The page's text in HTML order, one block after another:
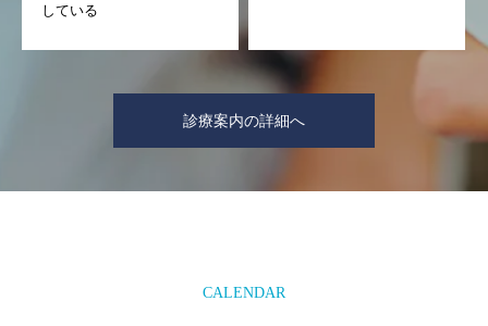
している
診療案内の詳細へ
CALENDAR